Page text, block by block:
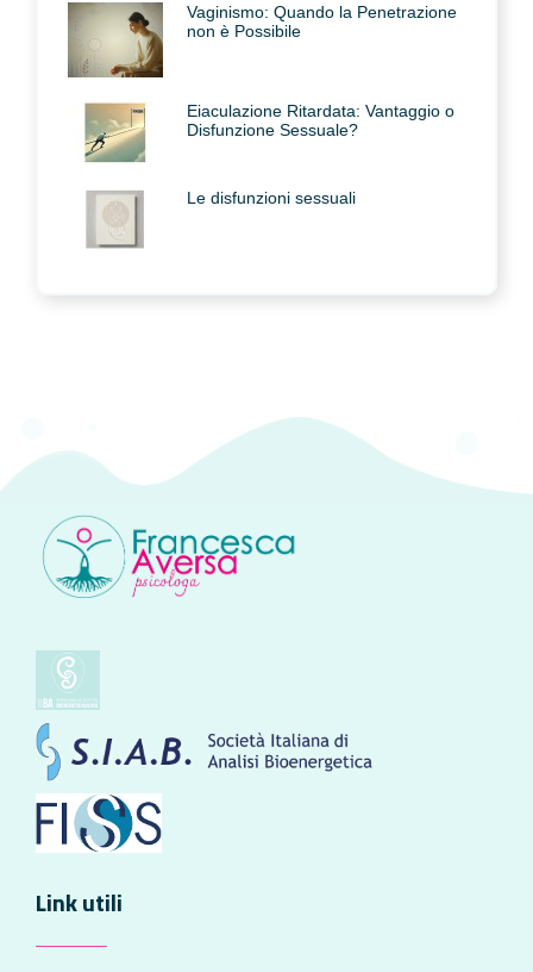
Vaginismo: Quando la Penetrazione
non è Possibile
Eiaculazione Ritardata: Vantaggio o
Disfunzione Sessuale?
Le disfunzioni sessuali
Link utili